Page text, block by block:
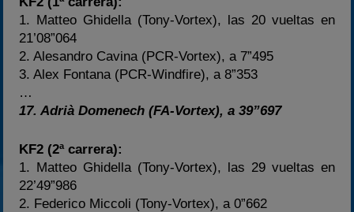
1. Matteo Ghidella (Tony-Vortex), las 20 vueltas en
21’08”064
2. Alesandro Cavina (PCR-Vortex), a 7”495
3. Alex Fontana (PCR-Windfire), a 8”353
…
17. Adrià Domenech (FA-Vortex), a 39”697
KF2 (2ª carrera):
1. Matteo Ghidella (Tony-Vortex), las 29 vueltas en
22’49”986
2. Federico Miccoli (Tony-Vortex), a 0”662